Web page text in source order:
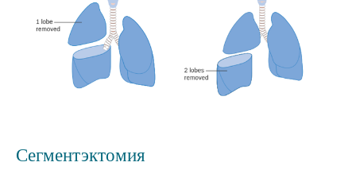
виды лучевой терапии
дистанционная лучевая
терапия
контактная лучевая терапия
Сегментэктомия